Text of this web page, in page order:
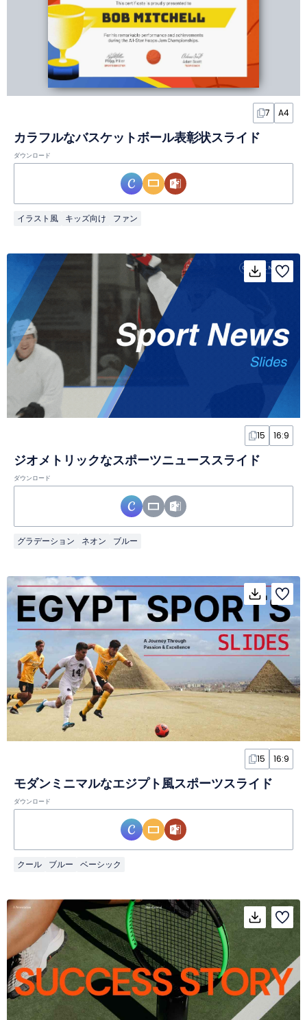
7 A4
カラフルなバスケットボール表彰状スライド
ダウンロード
イラスト風 キッズ向け ファン
15 16:9
ジオメトリックなスポーツニューススライド
ダウンロード
グラデーション ネオン ブルー
15 16:9
モダンミニマルなエジプト風スポーツスライド
ダウンロード
クール ブルー ベーシック